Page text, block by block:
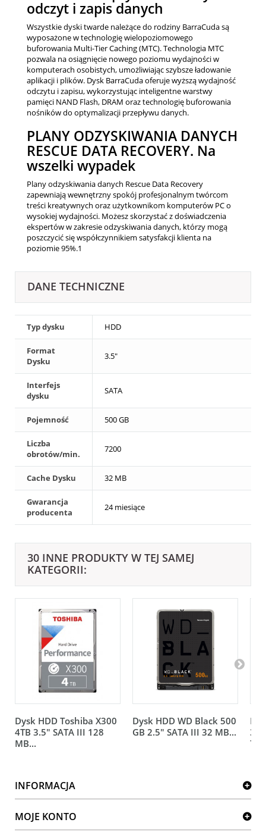
odczyt i zapis danych
Wszystkie dyski twarde należące do rodziny BarraCuda są
wyposażone w technologię wielopoziomowego
buforowania Multi-Tier Caching (MTC). Technologia MTC
pozwala na osiągnięcie nowego poziomu wydajności w
komputerach osobistych, umożliwiając szybsze ładowanie
aplikacji i plików. Dysk BarraCuda oferuje wyższą wydajność
odczytu i zapisu, wykorzystując inteligentne warstwy
pamięci NAND Flash, DRAM oraz technologię buforowania
nośników do optymalizacji przepływu danych.
PLANY ODZYSKIWANIA DANYCH
RESCUE DATA RECOVERY. Na
wszelki wypadek
Plany odzyskiwania danych Rescue Data Recovery
zapewniają wewnętrzny spokój profesjonalnym twórcom
treści kreatywnych oraz użytkownikom komputerów PC o
wysokiej wydajności. Możesz skorzystać z doświadczenia
ekspertów w zakresie odzyskiwania danych, którzy mogą
poszczycić się współczynnikiem satysfakcji klienta na
poziomie 95%.1
DANE TECHNICZNE
Typ dysku HDD
Format
Dysku
3.5"
Interfejs
dysku
SATA
Pojemność 500 GB
Liczba
obrotów/min.
7200
Cache Dysku 32 MB
Gwarancja
producenta
24 miesiące
30 INNE PRODUKTY W TEJ SAMEJ
KATEGORII:
Dysk HDD Toshiba X300
4TB 3.5" SATA III 128
MB...
Dysk HDD WD Black 500
GB 2.5" SATA III 32 MB...
INFORMACJA
MOJE KONTO